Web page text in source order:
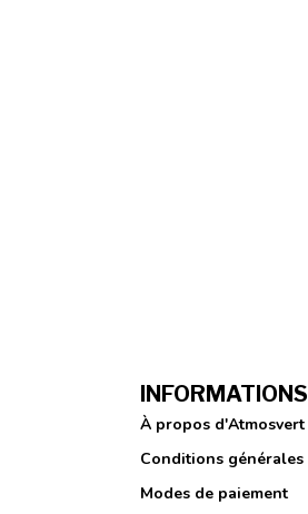
INFORMATIONS
À propos d'Atmosvert
Conditions générales
Modes de paiement